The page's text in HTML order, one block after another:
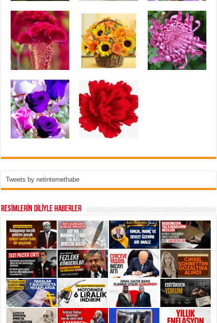
Tweets by netinternethabe
RESİMLERİN DİLİYLE HABERLER